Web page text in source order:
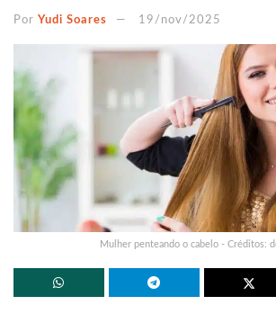
Por Yudi Soares 19/nov/2025
Mulher penteando o cabelo - Créditos: